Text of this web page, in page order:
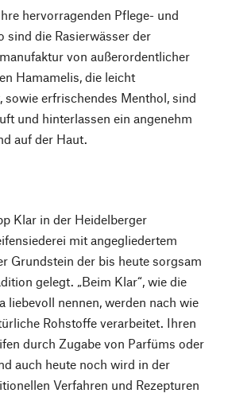
hervorragenden Pflege- und
sind die Rasierwässer der
von außerordentlicher
Hamamelis, die leicht
erfrischendes Menthol, sind
und hinterlassen ein angenehm
auf der Haut.
Klar in der Heidelberger
mit angegliedertem
Grundstein der bis heute sorgsam
gelegt. „Beim Klar“, wie die
liebevoll nennen, werden nach wie
Rohstoffe verarbeitet. Ihren
durch Zugabe von Parfüms oder
auch heute noch wird in der
Verfahren und Rezepturen